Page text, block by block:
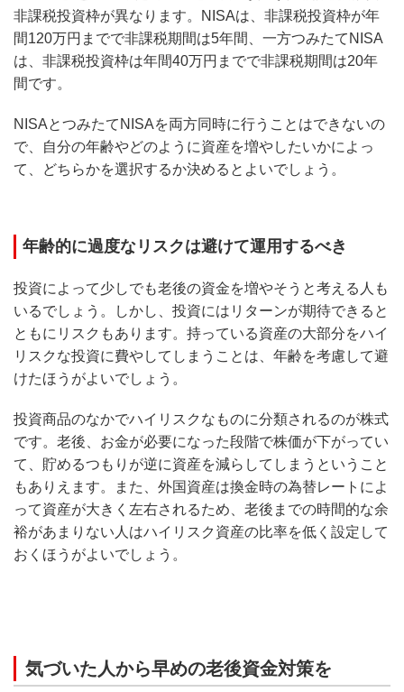
非課税投資枠が異なります。NISAは、非課税投資枠が年
間120万円までで非課税期間は5年間、一方つみたてNISA
は、非課税投資枠は年間40万円までで非課税期間は20年
間です。
NISAとつみたてNISAを両方同時に行うことはできないの
で、自分の年齢やどのように資産を増やしたいかによっ
て、どちらかを選択するか決めるとよいでしょう。
年齢的に過度なリスクは避けて運用するべき
投資によって少しでも老後の資金を増やそうと考える人も
いるでしょう。しかし、投資にはリターンが期待できると
ともにリスクもあります。持っている資産の大部分をハイ
リスクな投資に費やしてしまうことは、年齢を考慮して避
けたほうがよいでしょう。
投資商品のなかでハイリスクなものに分類されるのが株式
です。老後、お金が必要になった段階で株価が下がってい
て、貯めるつもりが逆に資産を減らしてしまうということ
もありえます。また、外国資産は換金時の為替レートによ
って資産が大きく左右されるため、老後までの時間的な余
裕があまりない人はハイリスク資産の比率を低く設定して
おくほうがよいでしょう。
気づいた人から早めの老後資金対策を